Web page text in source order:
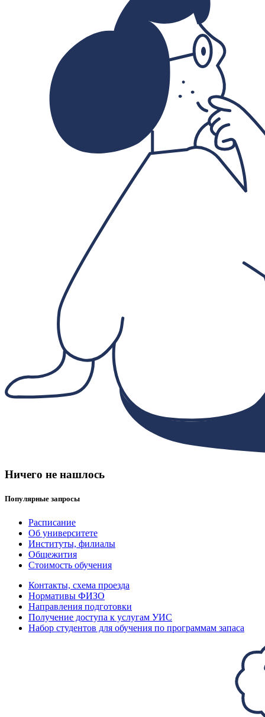
Ничего не нашлось
Популярные запросы
Расписание
Об университете
Институты, филиалы
Общежития
Стоимость обучения
Контакты, схема проезда
Нормативы ФИЗО
Направления подготовки
Получение доступа к услугам УИС
Набор студентов для обучения по программам запаса